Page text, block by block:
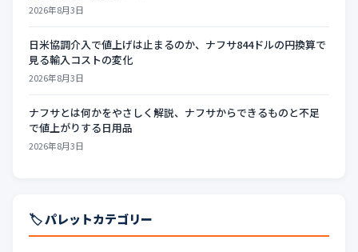
2026年8月3日
日米協調介入で値上げは止まるのか、ナフサ844ドルの円換算で
見る輸入コストの変化
2026年8月3日
ナフサとは何かをやさしく解説、ナフサからできるものと不足
で値上がりする日用品
2026年8月3日
🏷️ パレットカテゴリー